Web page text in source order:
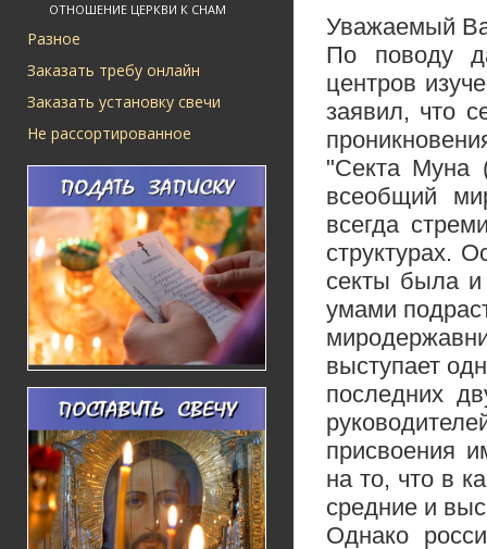
ОТНОШЕНИЕ ЦЕРКВИ К СНАМ
Разное
Заказать требу онлайн
Заказать установку свечи
Не рассортированное
Уважаемый
По поводу
центров
заявил, что
"Секта Муна
всеобщий
всегда
структурах.
секты была и
умами
выступает
последних
присвоения
на то, что в
средние и
Однако